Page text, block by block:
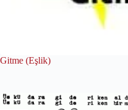
Gitme (Eşlik)